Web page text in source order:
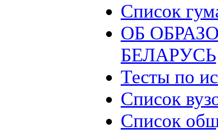
Список
ОБ
БЕЛАРУСЬ
Тесты по
Список
Список